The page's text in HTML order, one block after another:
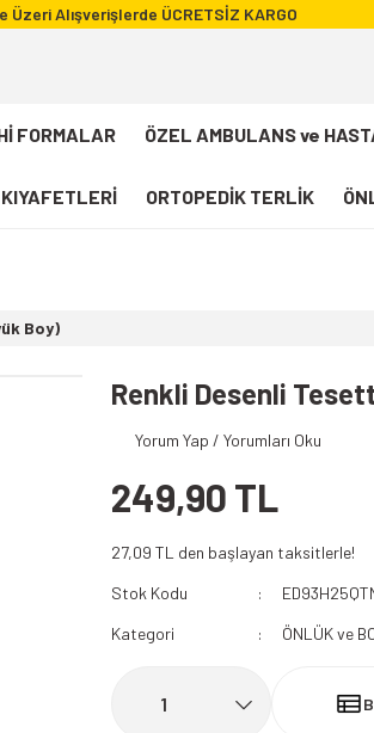
Üzeri Alışverişlerde ÜCRETSİZ KARGO
FORMALAR ÖZEL AMBULANS ve
KIYAFETLERİ ORTOPEDİK TERLİK
Paramedik T-shirt
112 Paramedik Yelek
112 Acil Sağlık Polar
Paramedik Swit
Boy)
Renkli Desenli
Yorum Yap / Yorumları Oku
249,90 TL
27,09 TL den başlayan taksitlerle!
Stok Kodu
Kategori
ÖNLÜK ve